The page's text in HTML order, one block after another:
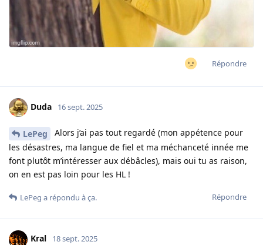
Répondre
Duda 16 sept. 2025
LePeg
Alors j’ai pas tout regardé (mon appétence pour
les désastres, ma langue de fiel et ma méchanceté innée me
font plutôt m’intéresser aux débâcles), mais oui tu as raison,
on en est pas loin pour les HL !
Répondre
LePeg a répondu à ça.
Kral 18 sept. 2025